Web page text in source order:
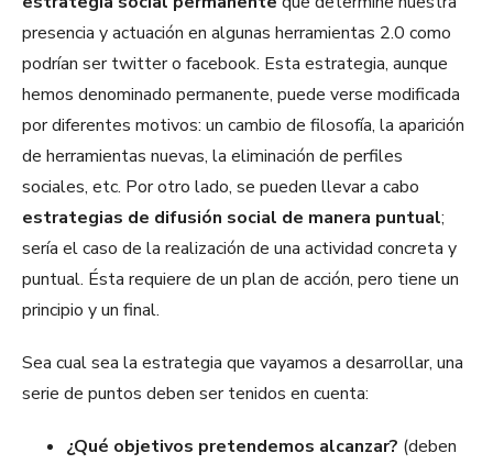
presencia y actuación en algunas herramientas 2.0 como
podrían ser twitter o facebook. Esta estrategia, aunque
hemos denominado permanente, puede verse modificada
por diferentes motivos: un cambio de filosofía, la aparición
de herramientas nuevas, la eliminación de perfiles
sociales, etc. Por otro lado, se pueden llevar a cabo
estrategias de difusión social de manera puntual;
sería el caso de la realización de una actividad concreta y
puntual. Ésta requiere de un plan de acción, pero tiene un
principio y un final.
Sea cual sea la estrategia que vayamos a desarrollar, una
serie de puntos deben ser tenidos en cuenta:
¿Qué objetivos pretendemos alcanzar? (deben